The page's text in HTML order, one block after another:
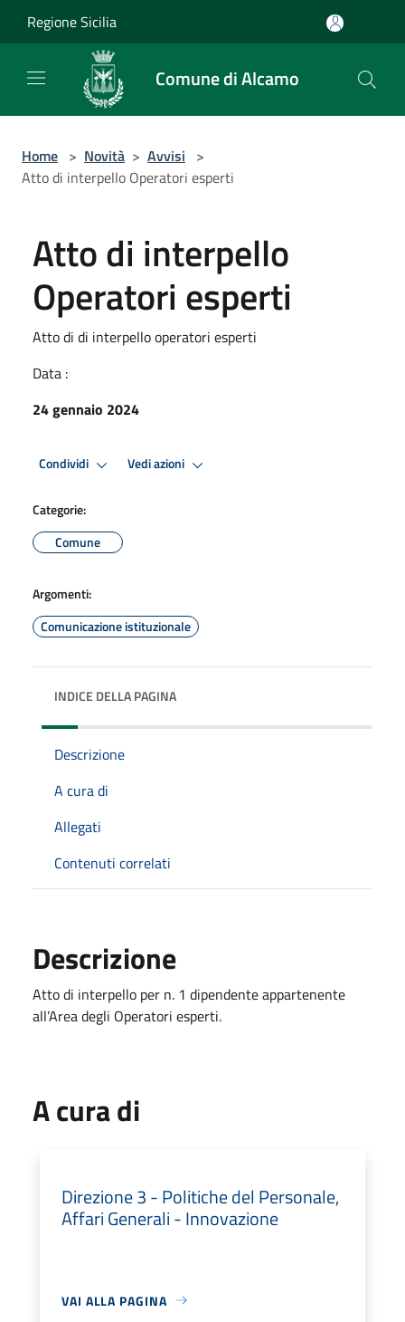
Regione Sicilia
Comune di Alcamo
Home > Novità > Avvisi >
Atto di interpello Operatori esperti
Atto di interpello
Operatori esperti
Atto di di interpello operatori esperti
Data :
24 gennaio 2024
Condividi Vedi azioni
Categorie:
Comune
Argomenti:
Comunicazione istituzionale
INDICE DELLA PAGINA
Descrizione
A cura di
Allegati
Contenuti correlati
Descrizione
Atto di interpello per n. 1 dipendente appartenente
all’Area degli Operatori esperti.
A cura di
Direzione 3 - Politiche del Personale,
Affari Generali - Innovazione
VAI ALLA PAGINA